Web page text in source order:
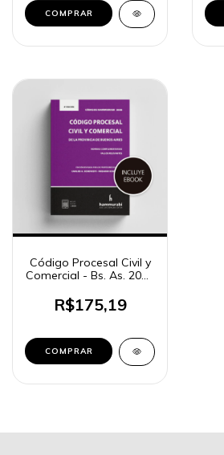
COMPRAR
Código Procesal Civil y
Comercial - Bs. As. 2026
R$175,19
COMPRAR